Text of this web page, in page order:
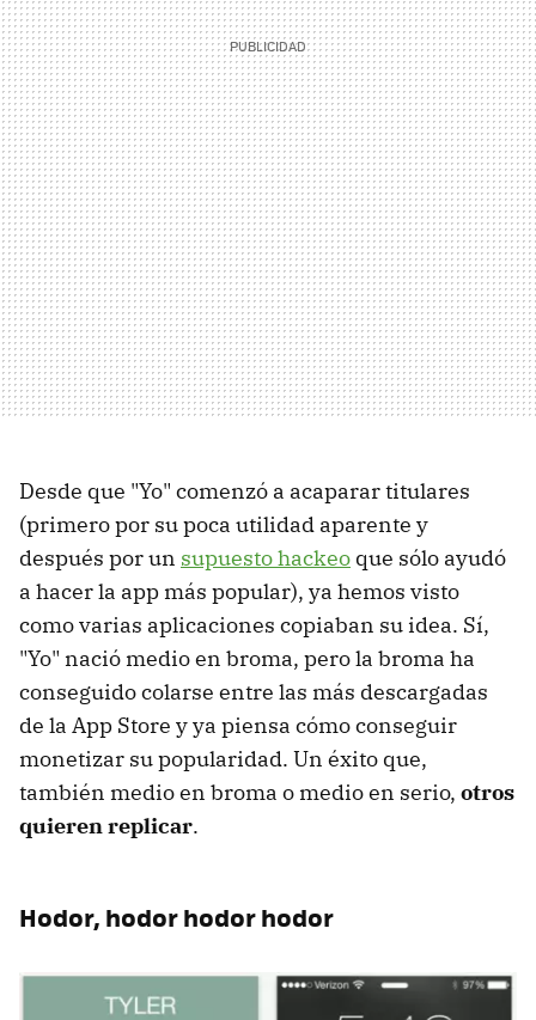
Desde que "Yo" comenzó a acaparar titulares
(primero por su poca utilidad aparente y
después por un supuesto hackeo que sólo ayudó
a hacer la app más popular), ya hemos visto
como varias aplicaciones copiaban su idea. Sí,
"Yo" nació medio en broma, pero la broma ha
conseguido colarse entre las más descargadas
de la App Store y ya piensa cómo conseguir
monetizar su popularidad. Un éxito que,
también medio en broma o medio en serio, otros
quieren replicar.
Hodor, hodor hodor hodor